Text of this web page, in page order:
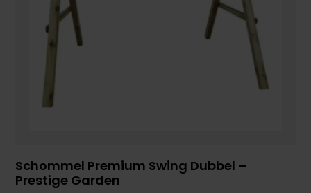
Schommel Premium Swing Dubbel –
Prestige Garden